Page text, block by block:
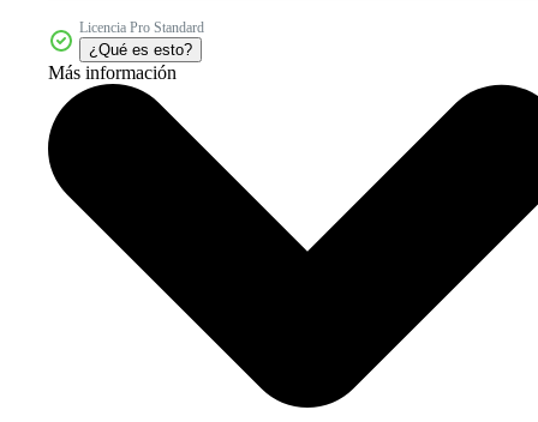
Licencia Pro Standard
¿Qué es esto?
Más información